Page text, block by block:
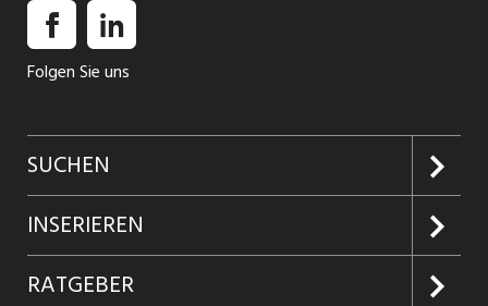
Folgen Sie uns
SUCHEN
Jobs suchen
Jobabo
INSERIEREN
Kundenlogin
RATGEBER